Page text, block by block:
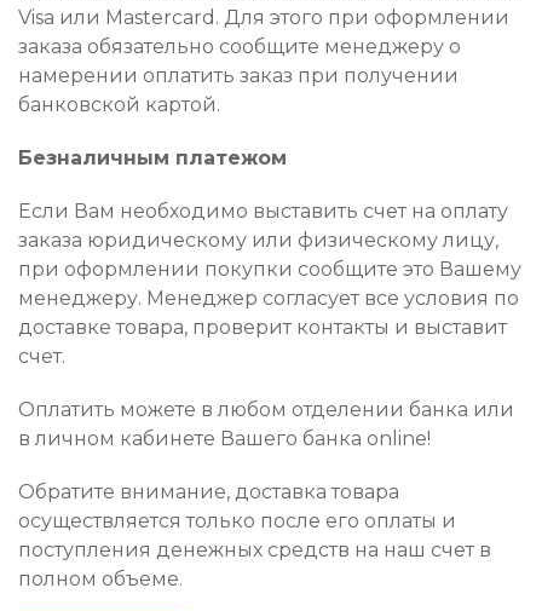
Visa или Mastercard. Для этого при оформлении
заказа обязательно сообщите менеджеру о
намерении оплатить заказ при получении
банковской картой.
Безналичным платежом
Если Вам необходимо выставить счет на оплату
заказа юридическому или физическому лицу,
при оформлении покупки сообщите это Вашему
менеджеру. Менеджер согласует все условия по
доставке товара, проверит контакты и выставит
счет.
Оплатить можете в любом отделении банка или
в личном кабинете Вашего банка online!
Обратите внимание, доставка товара
осуществляется только после его оплаты и
поступления денежных средств на наш счет в
полном объеме.